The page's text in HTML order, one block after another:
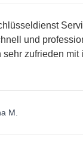
Service
und professionell.
zufrieden mit ihrer